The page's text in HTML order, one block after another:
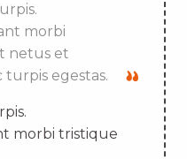
morbi
netus et
turpis egestas.
morbi tristique